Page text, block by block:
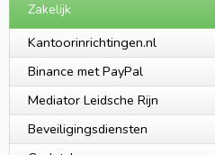
Zakelijk
Kantoorinrichtingen.nl
Binance met PayPal
Mediator Leidsche Rijn
Beveiligingsdiensten